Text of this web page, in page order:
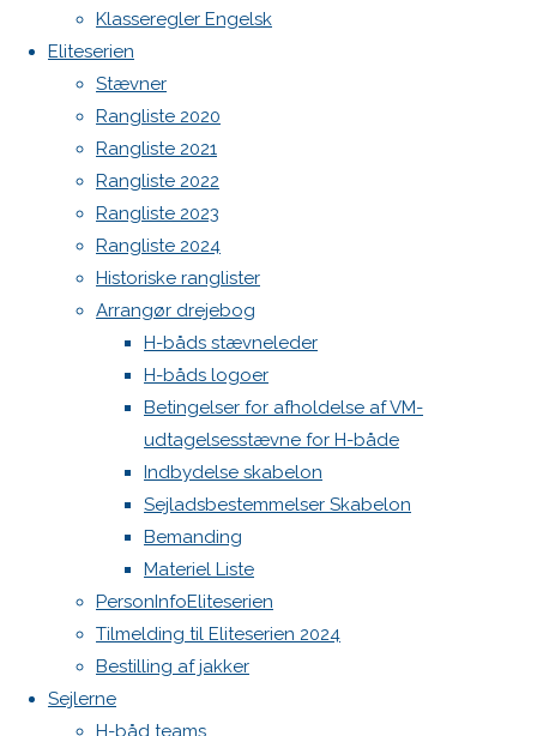
Klasseregler Engelsk
Eliteserien
Stævner
Rangliste 2020
Rangliste 2021
Rangliste 2022
Rangliste 2023
Rangliste 2024
Historiske ranglister
Arrangør drejebog
H-båds stævneleder
H-båds logoer
Betingelser for afholdelse af VM-
udtagelsesstævne for H-både
Indbydelse skabelon
Sejladsbestemmelser Skabelon
Bemanding
Materiel Liste
PersonInfoEliteserien
Tilmelding til Eliteserien 2024
Bestilling af jakker
Sejlerne
H-båd teams
Skriv
et
svar
Din e-
mailadresse
vil ikke
publiceret.
Krævede
felter er
markeret
med*
Comment
WordPress.org